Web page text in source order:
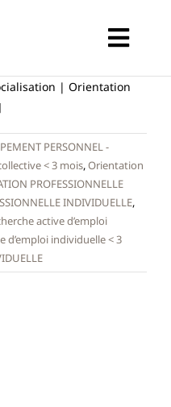
| Orientation
PERSONNEL -
< 3 mois,Orientation
PROFESSIONNELLE
INDIVIDUELLE,
active d’emploi
d’emploi individuelle < 3